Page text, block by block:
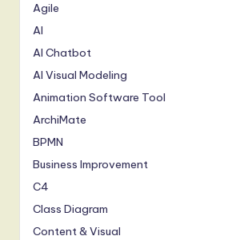
Agile
AI
AI Chatbot
AI Visual Modeling
Animation Software Tool
ArchiMate
BPMN
Business Improvement
C4
Class Diagram
Content & Visual